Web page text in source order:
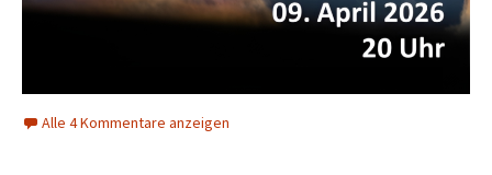
Alle 4 Kommentare anzeigen